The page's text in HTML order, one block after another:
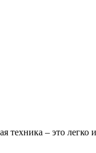
техника – это легко